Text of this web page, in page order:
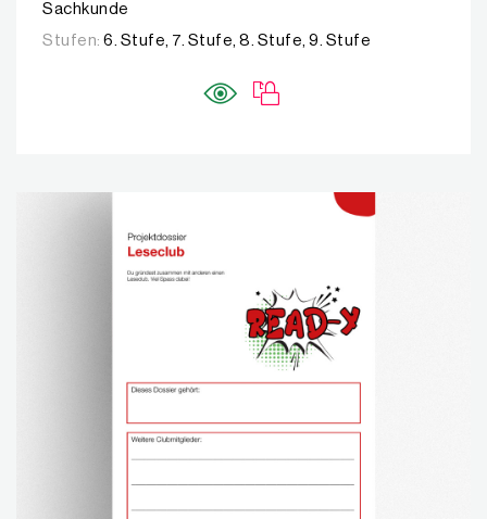
Sachkunde
Stufen: 6. Stufe, 7. Stufe, 8. Stufe, 9. Stufe